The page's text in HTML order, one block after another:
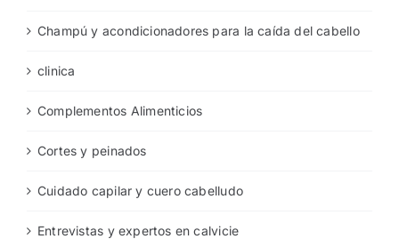
Champú y acondicionadores para la caída del cabello
clinica
Complementos Alimenticios
Cortes y peinados
Cuidado capilar y cuero cabelludo
Entrevistas y expertos en calvicie